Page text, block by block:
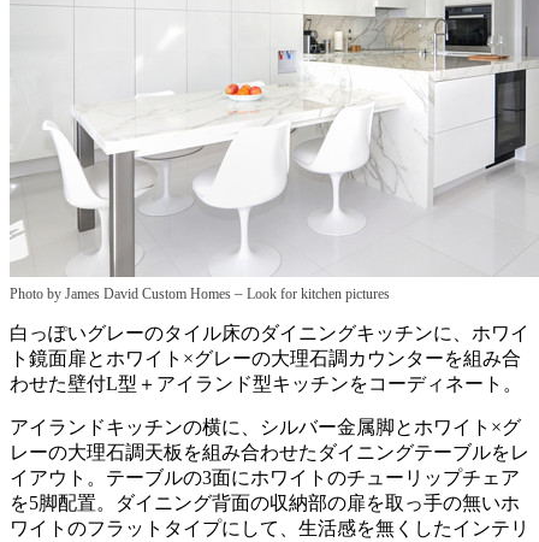
Photo by James David Custom Homes – Look for kitchen pictures
白っぽいグレーのタイル床のダイニングキッチンに、ホワイ
ト鏡面扉とホワイト×グレーの大理石調カウンターを組み合
わせた壁付L型＋アイランド型キッチンをコーディネート。
アイランドキッチンの横に、シルバー金属脚とホワイト×グ
レーの大理石調天板を組み合わせたダイニングテーブルをレ
イアウト。テーブルの3面にホワイトのチューリップチェア
を5脚配置。ダイニング背面の収納部の扉を取っ手の無いホ
ワイトのフラットタイプにして、生活感を無くしたインテリ